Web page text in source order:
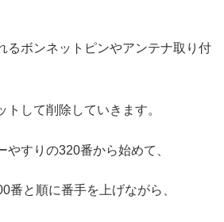
るボンネットピンやアンテナ取り付
トして削除していきます。
やすりの320番から始めて、
番と順に番手を上げながら、